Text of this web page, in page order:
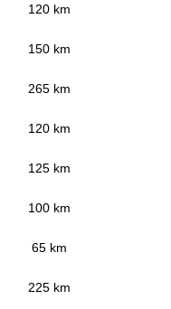
120 km
150 km
265 km
120 km
125 km
100 km
65 km
225 km